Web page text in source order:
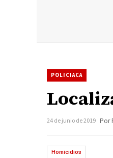
POLICIACA
24 de junio de 2019 Por
Homicidios